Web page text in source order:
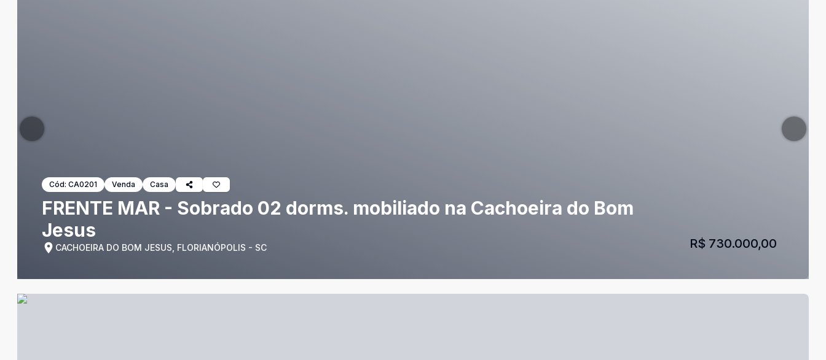
Cód: CA0201 Venda Casa
FRENTE MAR - Sobrado 02 dorms. mobiliado na Cachoeira do Bom
Jesus
CACHOEIRA DO BOM JESUS, FLORIANÓPOLIS - SC R$ 730.000,00